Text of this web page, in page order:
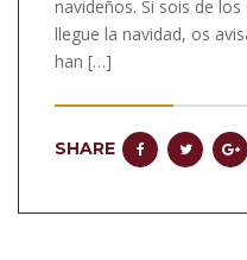
navideños. Si sois de
llegue la navidad, os
han […]
SHARE